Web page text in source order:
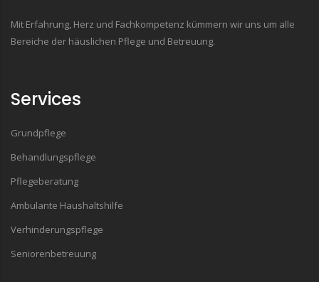
Mit Erfahrung, Herz und Fachkompetenz kümmern wir uns um alle
Bereiche der häuslichen Pflege und Betreuung.
Services
Grundpflege
Behandlungspflege
Pflegeberatung
Ambulante Haushaltshilfe
Verhinderungspflege
Seniorenbetreuung